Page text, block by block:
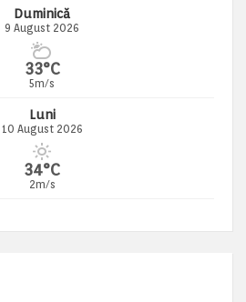
Duminică
9 August 2026
33°C
5m/s
Luni
10 August 2026
34°C
2m/s